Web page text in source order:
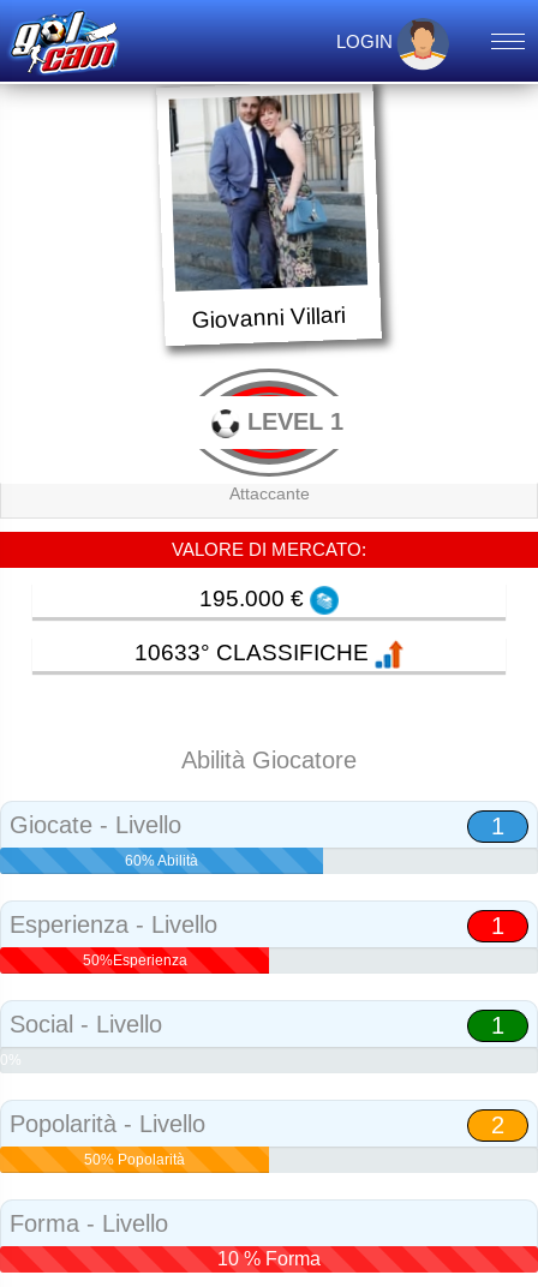
LOGIN
Giovanni Villari
LEVEL 1
Attaccante
VALORE DI MERCATO:
195.000 €
10633° CLASSIFICHE
Abilità Giocatore
Giocate - Livello 1
60% Abilità
Esperienza - Livello 1
50%Esperienza
Social - Livello 1
0%
Popolarità - Livello 2
50% Popolarità
Forma - Livello
10 % Forma